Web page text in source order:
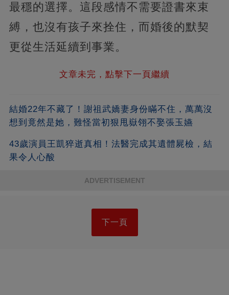
最穩的選擇。這段感情不需要證書來束
縛，也沒有孩子來拴住，而婚後的默契
更從生活延續到事業。
文章未完，點擊下一頁繼續
結婚22年不藏了！謝祖武嬌妻身份瞞不住，萬萬沒
想到竟然是她，難怪當初狠甩嶽翎不娶張玉嬿
43歲演員王凱猝逝真相！法醫完成其遺體屍檢，結
果令人心酸
ADVERTISEMENT
下一頁